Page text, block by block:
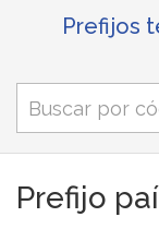
Prefijos
Prefijo